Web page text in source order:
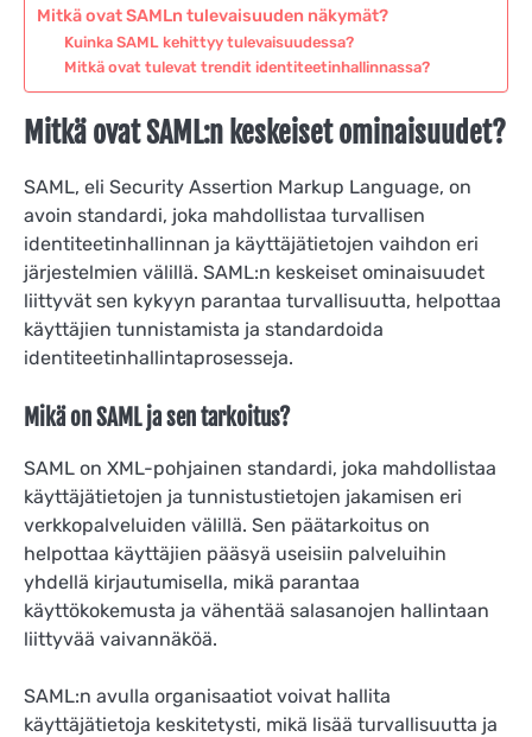
Mitkä ovat SAMLn tulevaisuuden näkymät?
Kuinka SAML kehittyy tulevaisuudessa?
Mitkä ovat tulevat trendit identiteetinhallinnassa?
Mitkä ovat SAML:n keskeiset ominaisuudet?
SAML, eli Security Assertion Markup Language, on
avoin standardi, joka mahdollistaa turvallisen
identiteetinhallinnan ja käyttäjätietojen vaihdon eri
järjestelmien välillä. SAML:n keskeiset ominaisuudet
liittyvät sen kykyyn parantaa turvallisuutta, helpottaa
käyttäjien tunnistamista ja standardoida
identiteetinhallintaprosesseja.
Mikä on SAML ja sen tarkoitus?
SAML on XML-pohjainen standardi, joka mahdollistaa
käyttäjätietojen ja tunnistustietojen jakamisen eri
verkkopalveluiden välillä. Sen päätarkoitus on
helpottaa käyttäjien pääsyä useisiin palveluihin
yhdellä kirjautumisella, mikä parantaa
käyttökokemusta ja vähentää salasanojen hallintaan
liittyvää vaivannäköä.
SAML:n avulla organisaatiot voivat hallita
käyttäjätietoja keskitetysti, mikä lisää turvallisuutta ja